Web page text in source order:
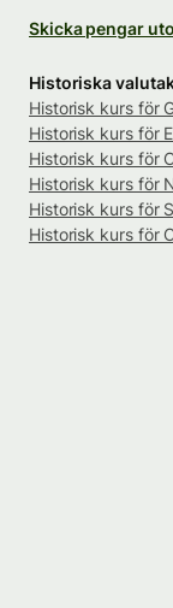
Skicka pengar
Historiska
Historisk kurs för
Historisk kurs för
Historisk kurs för
Historisk kurs för
Historisk kurs för
Historisk kurs för